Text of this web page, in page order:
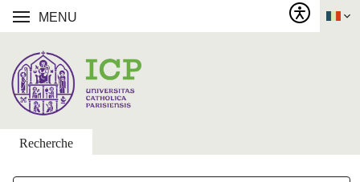
MENU
Recherche